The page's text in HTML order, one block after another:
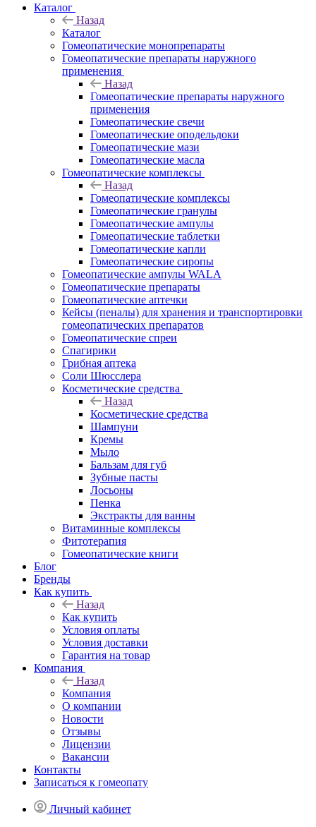
Каталог
Назад
Каталог
Гомеопатические монопрепараты
Гомеопатические препараты наружного
применения
Назад
Гомеопатические препараты наружного
применения
Гомеопатические свечи
Гомеопатические оподельдоки
Гомеопатические мази
Гомеопатические масла
Гомеопатические комплексы
Назад
Гомеопатические комплексы
Гомеопатические гранулы
Гомеопатические ампулы
Гомеопатические таблетки
Гомеопатические капли
Гомеопатические сиропы
Гомеопатические ампулы WALA
Гомеопатические препараты
Гомеопатические аптечки
Кейсы (пеналы) для хранения и транспортировки
гомеопатических препаратов
Гомеопатические спреи
Спагирики
Грибная аптека
Соли Шюсслера
Косметические средства
Назад
Косметические средства
Шампуни
Кремы
Мыло
Бальзам для губ
Зубные пасты
Лосьоны
Пенка
Экстракты для ванны
Витаминные комплексы
Фитотерапия
Гомеопатические книги
Блог
Бренды
Как купить
Назад
Как купить
Условия оплаты
Условия доставки
Гарантия на товар
Компания
Назад
Компания
О компании
Новости
Отзывы
Лицензии
Вакансии
Контакты
Записаться к гомеопату
Личный кабинет